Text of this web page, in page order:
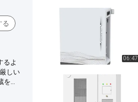
る
るよ
しい
...
06:47